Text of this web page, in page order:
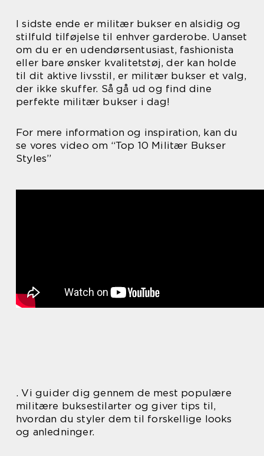
I sidste ende er militær bukser en alsidig og
stilfuld tilføjelse til enhver garderobe. Uanset
om du er en udendørsentusiast, fashionista
eller bare ønsker kvalitetstøj, der kan holde
til dit aktive livsstil, er militær bukser et valg,
der ikke skuffer. Så gå ud og find dine
perfekte militær bukser i dag!
For mere information og inspiration, kan du
se vores video om “Top 10 Militær Bukser
Styles”
. Vi guider dig gennem de mest populære
militære buksestilarter og giver tips til,
hvordan du styler dem til forskellige looks
og anledninger.